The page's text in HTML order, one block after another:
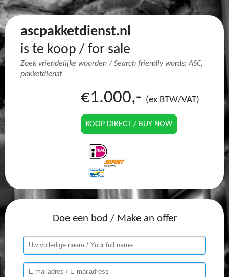
ascpakketdienst.nl
is te koop / for sale
Zoek vriendelijke woorden / Search friendly words: ASC,
pakketdienst
€1.000,- (ex BTW/VAT)
KOOP DIRECT / BUY NOW
Doe een bod / Make an offer